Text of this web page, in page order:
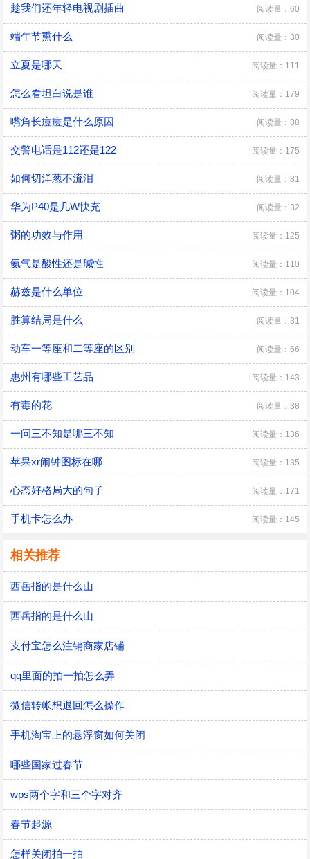
趁我们还年轻电视剧插曲 阅读量：60
端午节熏什么 阅读量：30
立夏是哪天 阅读量：111
怎么看坦白说是谁 阅读量：179
嘴角长痘痘是什么原因 阅读量：88
交警电话是112还是122 阅读量：175
如何切洋葱不流泪 阅读量：81
华为P40是几W快充 阅读量：32
粥的功效与作用 阅读量：125
氨气是酸性还是碱性 阅读量：110
赫兹是什么单位 阅读量：104
胜算结局是什么 阅读量：31
动车一等座和二等座的区别 阅读量：66
惠州有哪些工艺品 阅读量：143
有毒的花 阅读量：38
一问三不知是哪三不知 阅读量：136
苹果xr闹钟图标在哪 阅读量：135
心态好格局大的句子 阅读量：171
手机卡怎么办 阅读量：145
相关推荐
西岳指的是什么山
西岳指的是什么山
支付宝怎么注销商家店铺
qq里面的拍一拍怎么弄
微信转帐想退回怎么操作
手机淘宝上的悬浮窗如何关闭
哪些国家过春节
wps两个字和三个字对齐
春节起源
怎样关闭拍一拍